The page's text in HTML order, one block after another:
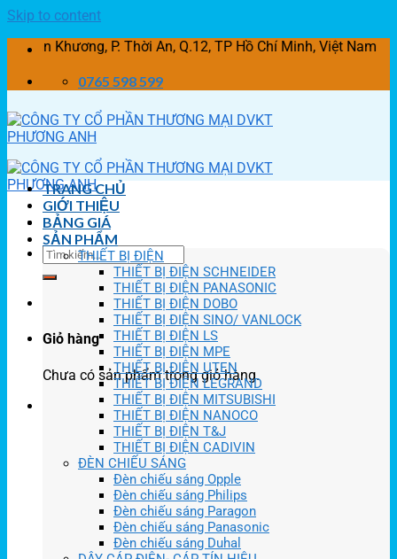
Skip to content
Khương, P. Thời An, Q.12, TP Hồ Chí Minh, Việt Nam
0765 598 599
Giỏ hàng
Chưa có sản phẩm trong giỏ hàng.
TRANG CHỦ
GIỚI THIỆU
BẢNG GIÁ
SẢN PHẨM
THIẾT BỊ ĐIỆN
THIẾT BỊ ĐIỆN SCHNEIDER
THIẾT BỊ ĐIỆN PANASONIC
THIẾT BỊ ĐIỆN DOBO
THIẾT BỊ ĐIỆN SINO/ VANLOCK
THIẾT BỊ ĐIỆN LS
THIẾT BỊ ĐIỆN MPE
THIẾT BỊ ĐIỆN UTEN
THIẾT BỊ ĐIỆN LEGRAND
THIẾT BỊ ĐIỆN MITSUBISHI
THIẾT BỊ ĐIỆN NANOCO
THIẾT BỊ ĐIỆN T&J
THIẾT BỊ ĐIỆN CADIVIN
ĐÈN CHIẾU SÁNG
Đèn chiếu sáng Opple
Đèn chiếu sáng Philips
Đèn chiếu sáng Paragon
Đèn chiếu sáng Panasonic
Đèn chiếu sáng Duhal